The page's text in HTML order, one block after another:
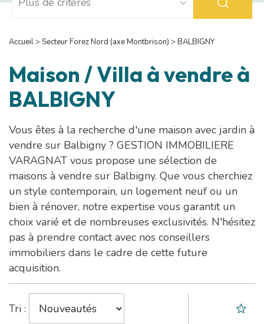
Accueil> Secteur Forez Nord (axe Montbrison) > BALBIGNY
Maison / Villa à vendre à
BALBIGNY
Vous êtes à la recherche d'une maison avec jardin à
vendre sur Balbigny ? GESTION IMMOBILIERE
VARAGNAT vous propose une sélection de
maisons à vendre sur Balbigny. Que vous cherchiez
un style contemporain, un logement neuf ou un
bien à rénover, notre expertise vous garantit un
choix varié et de nombreuses exclusivités. N'hésitez
pas à prendre contact avec nos conseillers
immobiliers dans le cadre de cette future
acquisition.
Tri :